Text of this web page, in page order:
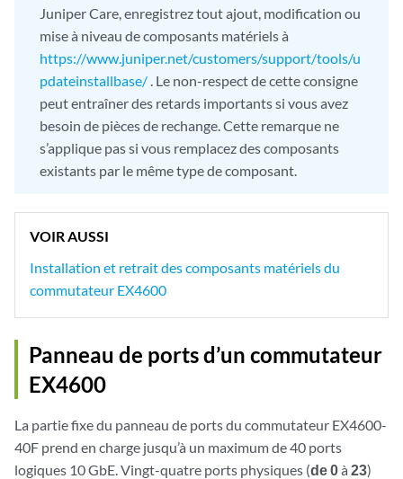
Juniper Care, enregistrez tout ajout, modification ou
mise à niveau de composants matériels à
https://www.juniper.net/customers/support/tools/u
pdateinstallbase/ . Le non-respect de cette consigne
peut entraîner des retards importants si vous avez
besoin de pièces de rechange. Cette remarque ne
s’applique pas si vous remplacez des composants
existants par le même type de composant.
VOIR AUSSI
Installation et retrait des composants matériels du
commutateur EX4600
Panneau de ports d’un commutateur
EX4600
La partie fixe du panneau de ports du commutateur EX4600-
40F prend en charge jusqu’à un maximum de 40 ports
logiques 10 GbE. Vingt-quatre ports physiques (de 0à 23)